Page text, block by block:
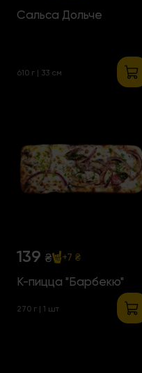
Сальса Дольче
610 г | 33 см
139 ₴ +7 ₴
К-пицца "Барбекю"
270 г | 1 шт